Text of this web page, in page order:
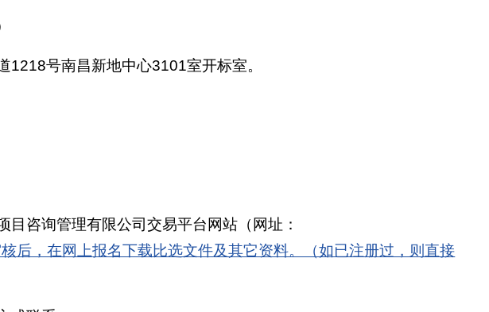
号南昌新地中心3101室开标室。
咨询管理有限公司交易平台网站（网址：
后，在网上报名下载比选文件及其它资料。（如已注册过，则直接